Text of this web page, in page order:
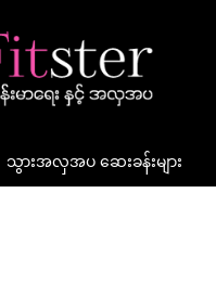
သွားအလှအပ ဆေးခန်းများ